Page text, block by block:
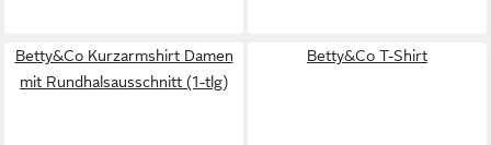
Betty&Co Kurzarmshirt Damen
mit Rundhalsausschnitt (1-tlg)
Betty&Co T-Shirt